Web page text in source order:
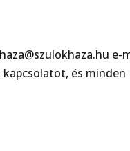
e-
és minden